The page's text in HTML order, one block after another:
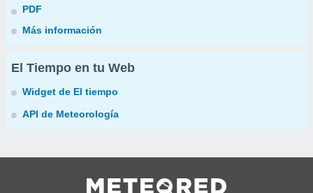
PDF
Más información
El Tiempo en tu Web
Widget de El tiempo
API de Meteorología